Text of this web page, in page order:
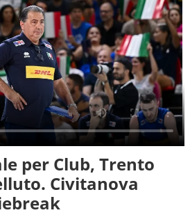
per Club, Trento
Civitanova